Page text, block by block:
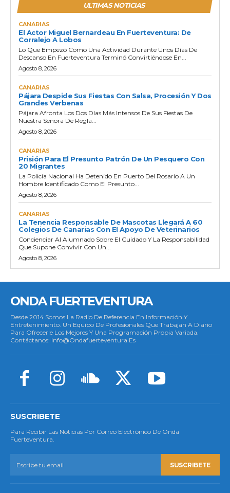
ULTIMAS NOTICIAS
CANARIAS
El Actor Miguel Bernardeau En Fuerteventura: De
Corralejo A Lobos
Lo Que Empezó Como Una Actividad Durante Unos Días De
Descanso En Fuerteventura Terminó Convirtiéndose En...
Agosto 8, 2026
CANARIAS
Pájara Despide Sus Fiestas Con Salsa, Procesión Y Dos
Grandes Verbenas
Pájara Afronta Los Dos Días Más Intensos De Sus Fiestas De
Nuestra Señora De Regla...
Agosto 8, 2026
CANARIAS
Prisión Para El Presunto Patrón De Un Pesquero Con
20 Migrantes
La Policía Nacional Ha Detenido En Puerto Del Rosario A Un
Hombre Identificado Como El Presunto...
Agosto 8, 2026
CANARIAS
La Tenencia Responsable De Mascotas Llegará A 60
Colegios De Canarias Con El Apoyo De Veterinarios
Concienciar Al Alumnado Sobre El Cuidado Y La Responsabilidad
Que Supone Convivir Con Un...
Agosto 8, 2026
ONDA FUERTEVENTURA
Desde 2014 Somos La Radio De Referencia En Información Y
Entretenimiento. Un Equipo De Profesionales Que Trabajan A Diario
Para Ofrecerle Los Mejores Y Una Programación Propia Variada.
Contáctanos: Info@ondafuerteventura.es
SUSCRIBETE
Para Recibir Las Noticias Por Correo Electrónico De Onda
Fuerteventura.
SUSCRIBETE